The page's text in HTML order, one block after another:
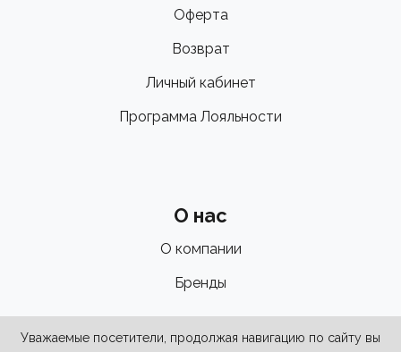
Оферта
Возврат
Личный кабинет
Программа Лояльности
О нас
О компании
Бренды
Уважаемые посетители, продолжая навигацию по сайту вы